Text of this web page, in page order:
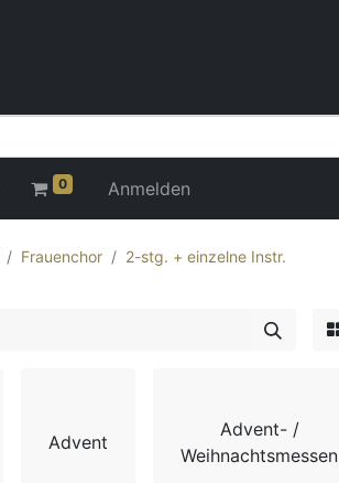
0 Anmelden
Frauenchor
2-stg. + einzelne Instr.
Advent
Advent- /
Weihnachtsmessen